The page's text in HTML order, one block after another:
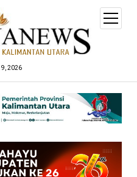
2026
open
menu